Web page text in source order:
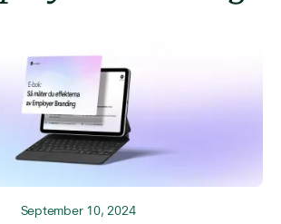
September 10, 2024